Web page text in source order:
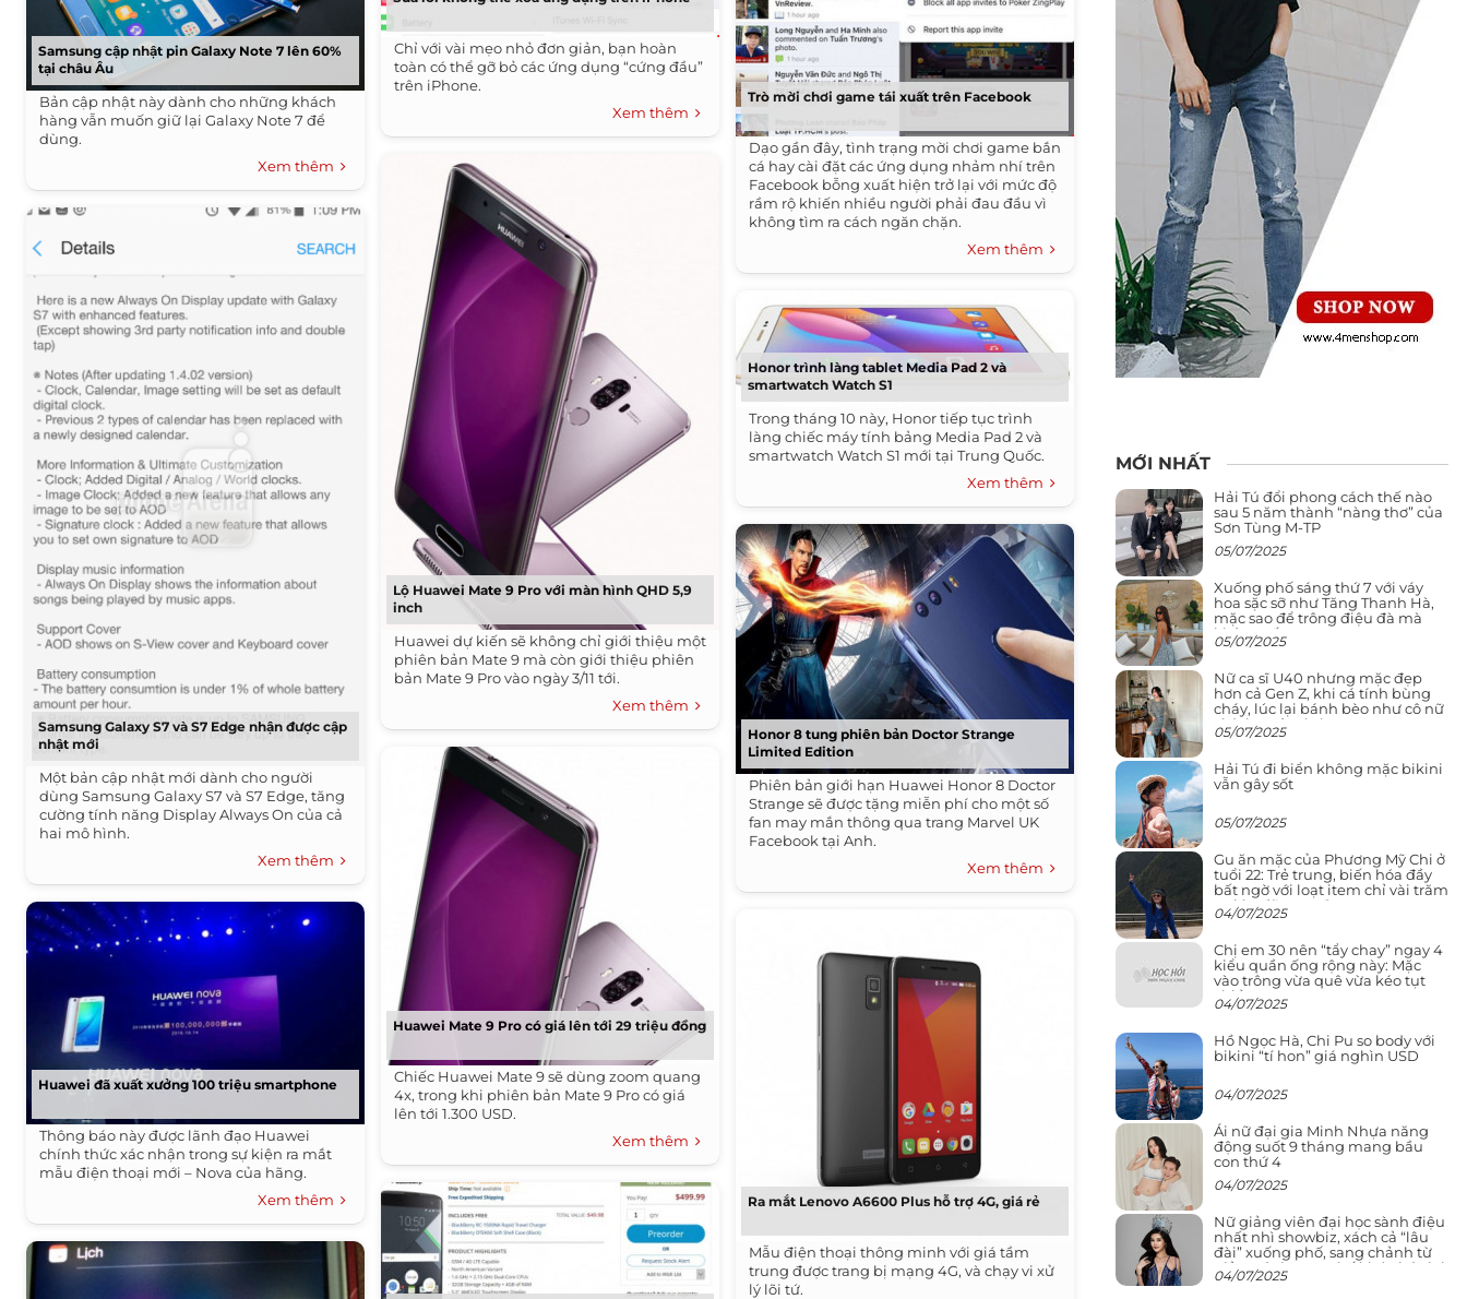
Samsung cập nhật pin Galaxy Note 7 lên 60%
tại châu Âu
Bản cập nhật này dành cho những khách
hàng vẫn muốn giữ lại Galaxy Note 7 để
dùng.
Xem thêm
Samsung Galaxy S7 và S7 Edge nhận được cập
nhật mới
Một bản cập nhật mới dành cho người
dùng Samsung Galaxy S7 và S7 Edge, tăng
cường tính năng Display Always On của cả
hai mô hình.
Xem thêm
Huawei đã xuất xưởng 100 triệu smartphone
Thông báo này được lãnh đạo Huawei
chính thức xác nhận trong sự kiện ra mắt
mẫu điện thoại mới – Nova của hãng.
Xem thêm
Chỉ với vài mẹo nhỏ đơn giản, bạn hoàn
toàn có thể gỡ bỏ các ứng dụng “cứng đầu”
trên iPhone.
Xem thêm
Lộ Huawei Mate 9 Pro với màn hình QHD 5,9
inch
Huawei dự kiến sẽ không chỉ giới thiệu một
phiên bản Mate 9 mà còn giới thiệu phiên
bản Mate 9 Pro vào ngày 3/11 tới.
Xem thêm
Huawei Mate 9 Pro có giá lên tới 29 triệu đồng
Chiếc Huawei Mate 9 sẽ dùng zoom quang
4x, trong khi phiên bản Mate 9 Pro có giá
lên tới 1.300 USD.
Xem thêm
Trò mời chơi game tái xuất trên Facebook
Dạo gần đây, tình trạng mời chơi game bắn
cá hay cài đặt các ứng dụng nhảm nhí trên
Facebook bỗng xuất hiện trở lại với mức độ
rầm rộ khiến nhiều người phải đau đầu vì
không tìm ra cách ngăn chặn.
Xem thêm
Honor trình làng tablet Media Pad 2 và
smartwatch Watch S1
Trong tháng 10 này, Honor tiếp tục trình
làng chiếc máy tính bảng Media Pad 2 và
smartwatch Watch S1 mới tại Trung Quốc.
Xem thêm
Honor 8 tung phiên bản Doctor Strange
Limited Edition
Phiên bản giới hạn Huawei Honor 8 Doctor
Strange sẽ được tặng miễn phí cho một số
fan may mắn thông qua trang Marvel UK
Facebook tại Anh.
Xem thêm
Ra mắt Lenovo A6600 Plus hỗ trợ 4G, giá rẻ
Mẫu điện thoại thông minh với giá tầm
trung được trang bị mạng 4G, và chạy vi xử
lý lõi tứ.
MỚI NHẤT
Hải Tú đổi phong cách thế nào
sau 5 năm thành “nàng thơ” của
Sơn Tùng M-TP
05/07/2025
Xuống phố sáng thứ 7 với váy
hoa sặc sỡ như Tăng Thanh Hà,
mặc sao để trông điệu đà mà
không sến
05/07/2025
Nữ ca sĩ U40 nhưng mặc đẹp
hơn cả Gen Z, khi cá tính bùng
cháy, lúc lại bánh bèo như cô nữ
chính ngôn tình
05/07/2025
Hải Tú đi biển không mặc bikini
vẫn gây sốt
05/07/2025
Gu ăn mặc của Phương Mỹ Chi ở
tuổi 22: Trẻ trung, biến hóa đầy
bất ngờ với loạt item chỉ vài trăm
nghìn đã mua được
04/07/2025
Chị em 30 nên “tẩy chay” ngay 4
kiểu quần ống rộng này: Mặc
vào trông vừa quê vừa kéo tụt
chiều cao
04/07/2025
Hồ Ngọc Hà, Chi Pu so body với
bikini “tí hon” giá nghìn USD
04/07/2025
Ái nữ đại gia Minh Nhựa năng
động suốt 9 tháng mang bầu
con thứ 4
04/07/2025
Nữ giảng viên đại học sành điệu
nhất nhì showbiz, xách cả “lâu
đài” xuống phố, sang chảnh từ
giảng đường ra phố khó ai đọ lại
04/07/2025